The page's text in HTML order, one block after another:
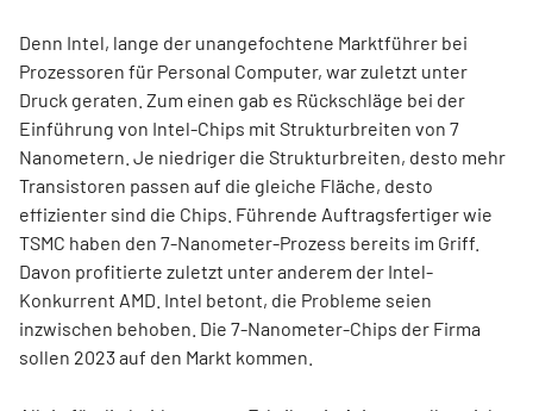
Denn Intel, lange der unangefochtene Marktführer bei
Prozessoren für Personal Computer, war zuletzt unter
Druck geraten. Zum einen gab es Rückschläge bei der
Einführung von Intel-Chips mit Strukturbreiten von 7
Nanometern. Je niedriger die Strukturbreiten, desto mehr
Transistoren passen auf die gleiche Fläche, desto
effizienter sind die Chips. Führende Auftragsfertiger wie
TSMC haben den 7-Nanometer-Prozess bereits im Griff.
Davon profitierte zuletzt unter anderem der Intel-
Konkurrent AMD. Intel betont, die Probleme seien
inzwischen behoben. Die 7-Nanometer-Chips der Firma
sollen 2023 auf den Markt kommen.